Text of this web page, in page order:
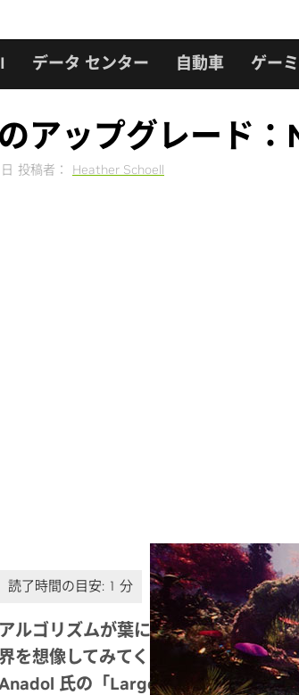
データ センター 自動車 ゲー
アップグレード
投稿者： Heather Schoell
アルゴリズムが葉にささやきかけ、ピ
界を想像してみてください。ありえな
氏の「Large Nature Model」